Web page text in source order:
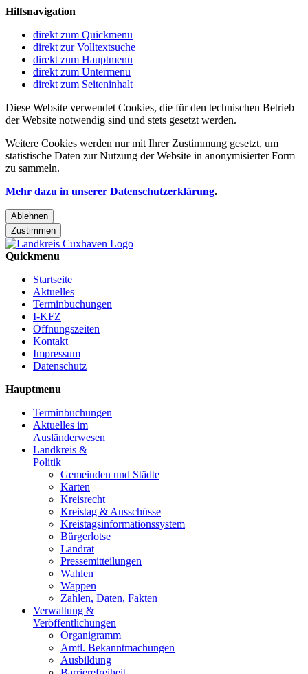
Hilfsnavigation
direkt zum Quickmenu
direkt zur Volltextsuche
direkt zum Hauptmenu
direkt zum Untermenu
direkt zum Seiteninhalt
Diese Website verwendet Cookies, die für den technischen Betrieb
der Website notwendig sind und stets gesetzt werden.
Weitere Cookies werden nur mit Ihrer Zustimmung gesetzt, um
statistische Daten zur Nutzung der Website in anonymisierter Form
zu sammeln.
Mehr dazu in unserer Datenschutzerklärung.
Ablehnen
Zustimmen
Quickmenu
Startseite
Aktuelles
Terminbuchungen
I-KFZ
Öffnungszeiten
Kontakt
Impressum
Datenschutz
Hauptmenu
Terminbuchungen
Aktuelles im
Ausländerwesen
Landkreis &
Politik
Gemeinden und Städte
Karten
Kreisrecht
Kreistag & Ausschüsse
Kreistagsinformationssystem
Bürgerlotse
Landrat
Pressemitteilungen
Wahlen
Wappen
Zahlen, Daten, Fakten
Verwaltung &
Veröffentlichungen
Organigramm
Amtl. Bekanntmachungen
Ausbildung